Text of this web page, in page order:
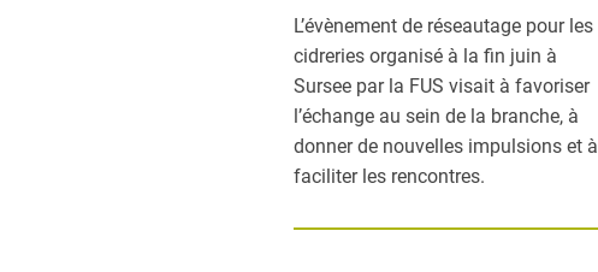
L’évènement de réseautage pour les
cidreries organisé à la fin juin à
Sursee par la FUS visait à favoriser
l’échange au sein de la branche, à
donner de nouvelles impulsions et à
faciliter les rencontres.